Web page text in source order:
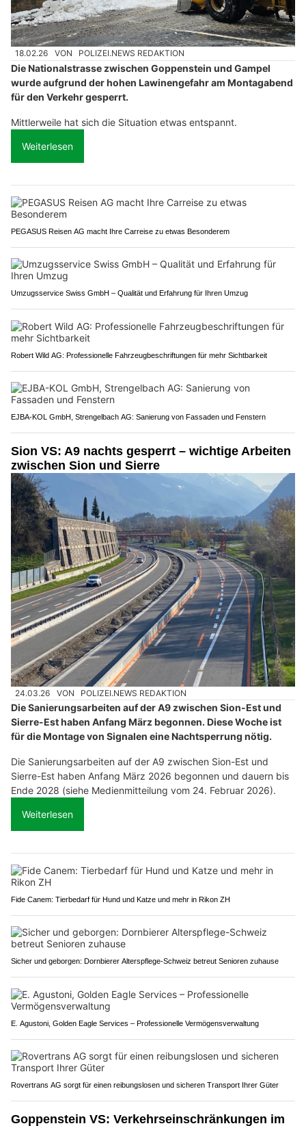
18.02.26 VON POLIZEI.NEWS REDAKTION
Die Nationalstrasse zwischen Goppenstein und Gampel
wurde aufgrund der hohen Lawinengefahr am Montagabend
für den Verkehr gesperrt.
Mittlerweile hat sich die Situation etwas entspannt.
Weiterlesen
PEGASUS Reisen AG macht Ihre Carreise zu etwas Besonderem
Umzugsservice Swiss GmbH – Qualität und Erfahrung für Ihren Umzug
Robert Wild AG: Professionelle Fahrzeugbeschriftungen für mehr Sichtbarkeit
EJBA-KOL GmbH, Strengelbach AG: Sanierung von Fassaden und Fenstern
Sion VS: A9 nachts gesperrt – wichtige Arbeiten
zwischen Sion und Sierre
24.03.26 VON POLIZEI.NEWS REDAKTION
Die Sanierungsarbeiten auf der A9 zwischen Sion-Est und
Sierre-Est haben Anfang März begonnen. Diese Woche ist
für die Montage von Signalen eine Nachtsperrung nötig.
Die Sanierungsarbeiten auf der A9 zwischen Sion-Est und
Sierre-Est haben Anfang März 2026 begonnen und dauern bis
Ende 2028 (siehe Medienmitteilung vom 24. Februar 2026).
Weiterlesen
Fide Canem: Tierbedarf für Hund und Katze und mehr in Rikon ZH
Sicher und geborgen: Dornbierer Alterspflege-Schweiz betreut Senioren zuhause
E. Agustoni, Golden Eagle Services – Professionelle Vermögensverwaltung
Rovertrans AG sorgt für einen reibungslosen und sicheren Transport Ihrer Güter
Goppenstein VS: Verkehrseinschränkungen im